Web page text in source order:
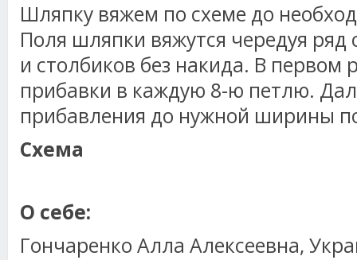
Шляпку вяжем по схеме до
Поля шляпки вяжутся чередуя ряд
и столбиков без накида. В первом
прибавки в каждую 8-ю петлю.
прибавления до нужной ширины
Схема
О себе:
Гончаренко Алла Алексеевна,